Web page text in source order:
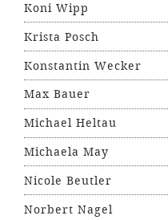
Koni Wipp
Krista Posch
Konstantin Wecker
Max Bauer
Michael Heltau
Michaela May
Nicole Beutler
Norbert Nagel